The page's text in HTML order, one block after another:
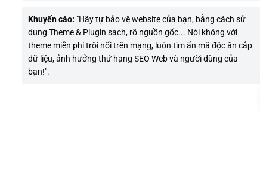
Khuyến cáo: "Hãy tự bảo vệ website của bạn, bằng cách sử
dụng Theme & Plugin sạch, rõ nguồn gốc... Nói không với
theme miễn phí trôi nổi trên mạng, luôn tìm ẩn mã độc ăn cắp
dữ liệu, ảnh hưởng thứ hạng SEO Web và người dùng của
bạn!".